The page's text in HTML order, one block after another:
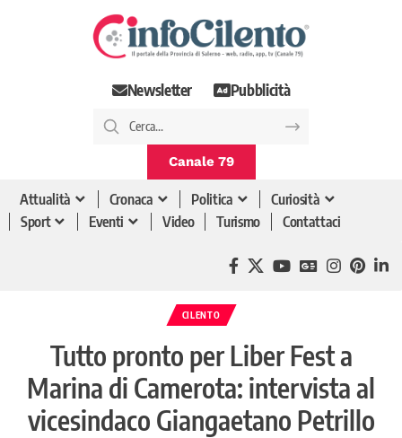
Newsletter Pubblicità
Canale 79
Attualità Cronaca Politica
Curiosità
Sport
Eventi Video Turismo Contattaci
CILENTO
Tutto pronto per Liber Fest a
Marina di Camerota: intervista al
vicesindaco Giangaetano Petrillo